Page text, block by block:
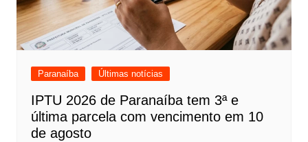
Paranaíba Últimas notícias
IPTU 2026 de Paranaíba tem 3ª e
última parcela com vencimento em 10
de agosto